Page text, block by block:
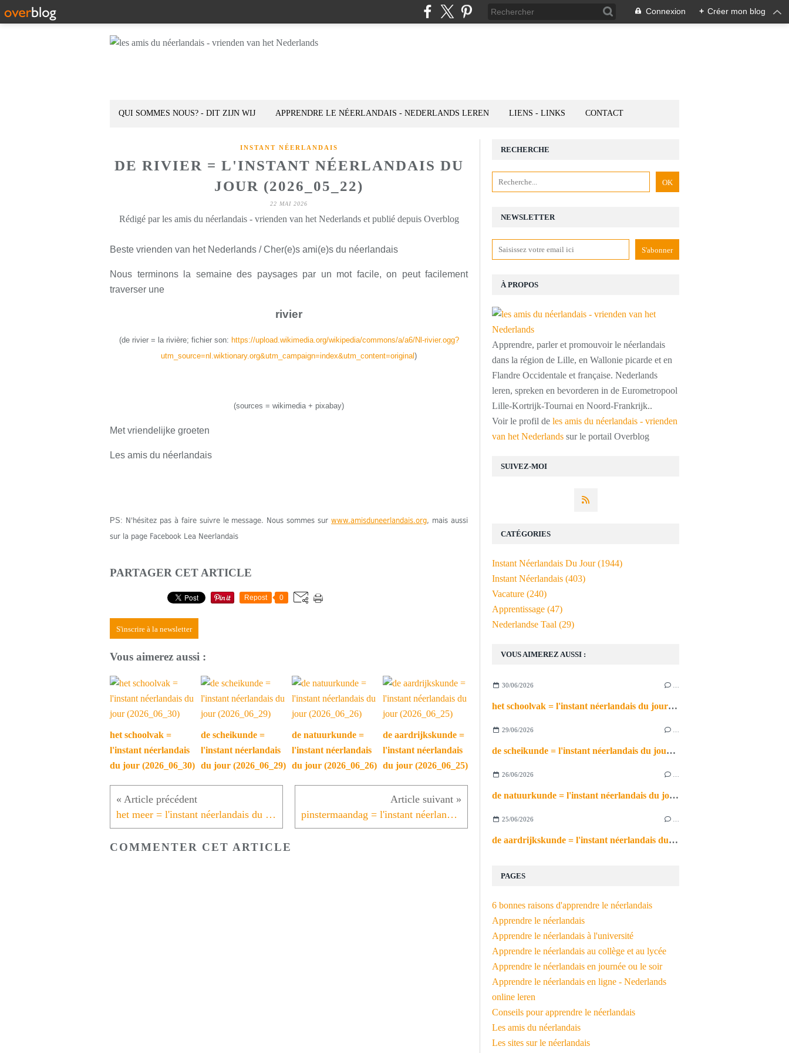
Connexion + Créer mon blog
QUI SOMMES NOUS? - DIT ZIJN WIJ APPRENDRE LE NÉERLANDAIS - NEDERLANDS LEREN LIENS - LINKS CONTACT
INSTANT NÉERLANDAIS
DE RIVIER = L'INSTANT NÉERLANDAIS DU
JOUR (2026_05_22)
22 MAI 2026
Rédigé par les amis du néerlandais - vrienden van het Nederlands et publié depuis Overblog
Beste vrienden van het Nederlands / Cher(e)s ami(e)s du néerlandais
Nous terminons la semaine des paysages par un mot facile, on peut facilement
traverser une
rivier
(de rivier = la rivière; fichier son: https://upload.wikimedia.org/wikipedia/commons/a/a6/Nl-rivier.ogg?
utm_source=nl.wiktionary.org&utm_campaign=index&utm_content=original)
(sources = wikimedia + pixabay)
Met vriendelijke groeten
Les amis du néerlandais
PS: N'hésitez pas à faire suivre le message. Nous sommes surwww.amisduneerlandais.org, mais aussi
sur la page Facebook Lea Neerlandais
PARTAGER CET ARTICLE
Repost 0
S'inscrire à la newsletter
Vous aimerez aussi :
het schoolvak =
l'instant néerlandais
du jour (2026_06_30)
de scheikunde =
l'instant néerlandais
du jour (2026_06_29)
de natuurkunde =
l'instant néerlandais
du jour (2026_06_26)
de aardrijkskunde =
l'instant néerlandais
du jour (2026_06_25)
het meer = l'instant néerlandais du jour (2026_05_21) pinstermaandag = l'instant néerlandais du jour (2026_05_25)
COMMENTER CET ARTICLE
NEWSLETTER
SUIVEZ-MOI
RECHERCHE
À PROPOS
Apprendre, parler et promouvoir le néerlandais
dans la région de Lille, en Wallonie picarde et en
Flandre Occidentale et française. Nederlands
leren, spreken en bevorderen in de Eurometropool
Lille-Kortrijk-Tournai en Noord-Frankrijk..
Voir le profil de les amis du néerlandais - vrienden
van het Nederlands sur le portail Overblog
VOUS AIMEREZ AUSSI :
30/06/2026
het schoolvak = l'instant néerlandais du jour (2026_06_30)
29/06/2026
de scheikunde = l'instant néerlandais du jour (2026_06_29)
26/06/2026
de natuurkunde = l'instant néerlandais du jour (2026_06_26)
25/06/2026
de aardrijkskunde = l'instant néerlandais du jour (2026_06_25)
PAGES
6 bonnes raisons d'apprendre le néerlandais
Apprendre le néerlandais
Apprendre le néerlandais à l'université
Apprendre le néerlandais au collège et au lycée
Apprendre le néerlandais en journée ou le soir
Apprendre le néerlandais en ligne - Nederlands
online leren
Conseils pour apprendre le néerlandais
Les amis du néerlandais
Les sites sur le néerlandais
CATÉGORIES
Instant Néerlandais Du Jour(1944)
Instant Néerlandais (403)
Vacature (240)
Apprentissage (47)
Nederlandse Taal (29)